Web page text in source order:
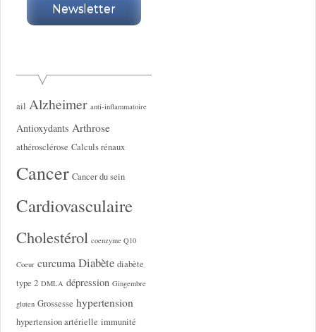
ail Alzheimer anti-inflammatoire
Antioxydants Arthrose
athérosclérose Calculs rénaux
Cancer Cancer du sein
Cardiovasculaire
Cholestérol coenzyme Q10
Coeur curcuma Diabète diabète
type 2 DMLA dépression Gingembre
gluten Grossesse hypertension
hypertension artérielle immunité